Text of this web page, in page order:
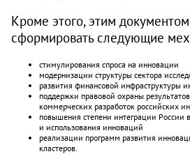
Кроме этого, этим
сформировать следующие
стимулирования спроса на инновации
модернизации структуры сектора
развития финансовой инфраструктуры
поддержки правовой охраны
коммерческих разработок российских
повышения степени интеграции России
и использования инноваций
реализации программ развития
кластеров.